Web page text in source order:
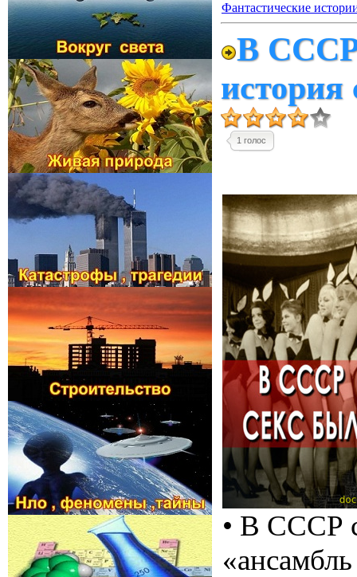
Фантастические
В СССР
история
1 голос
• В СССР